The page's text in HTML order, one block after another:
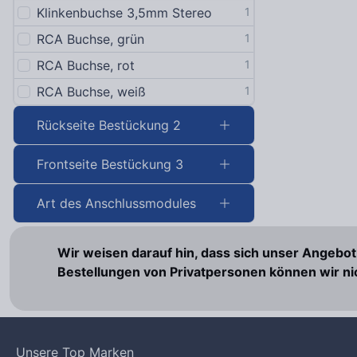
RCA Buchse, rot 1
RCA Buchse, weiß 1
Steck/Schraubklemme 1
VGA Buchse 1
VGA Buchse mit 0,2m Kabel
Klinkenbuchse 3,5mm Stereo 1
RCA Buchse, grün 1
RCA Buchse, rot 1
RCA Buchse, weiß 1
Rückseite Bestückung 2
Frontseite Bestückung 3
Art des Anschlussmodules
Wir weisen darauf hin, dass sich unser
Bestellungen von Privatpersonen können wir
Unsere Top Marken